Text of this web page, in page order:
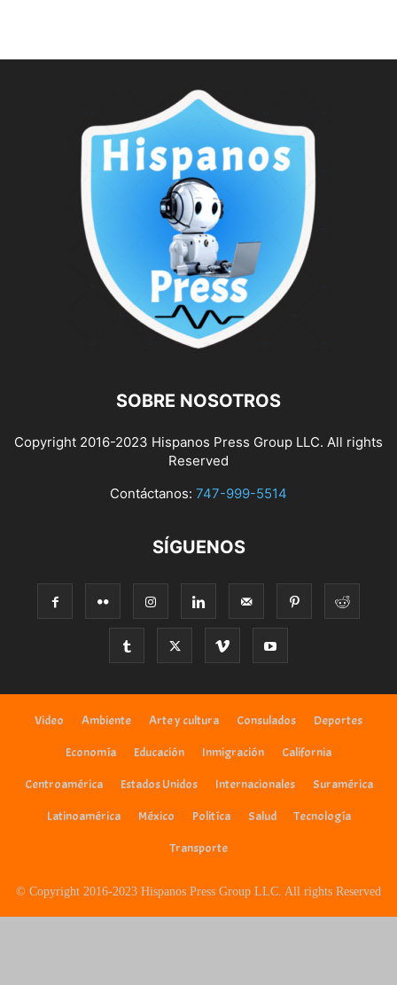
SOBRE NOSOTROS
Copyright 2016-2023 Hispanos Press Group LLC. All rights
Reserved
Contáctanos: 747-999-5514
SÍGUENOS
Video Ambiente Arte y cultura Consulados Deportes
Economía Educación Inmigración California
Centroamérica Estados Unidos Internacionales Suramérica
Latinoamérica México Politíca Salud Tecnología
Transporte
© Copyright 2016-2023 Hispanos Press Group LLC. All rights Reserved